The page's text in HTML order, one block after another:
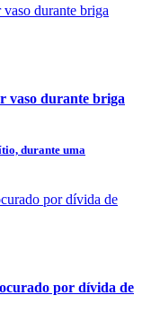
vaso durante briga
durante uma
por dívida de